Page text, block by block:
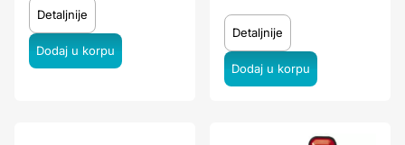
Detaljnije
Detaljnije